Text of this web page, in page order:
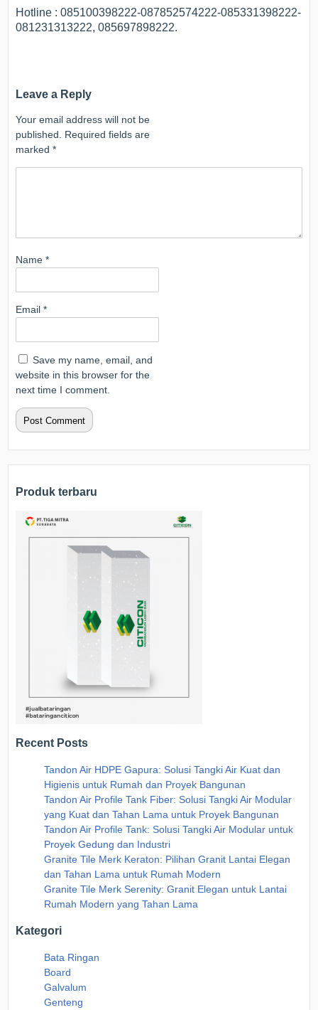
Hotline : 085100398222-087852574222-085331398222-
081231313222, 085697898222.
Leave a Reply
Your email address will not be
published. Required fields are
marked*
Name*
Email*
Save my name, email, and
website in this browser for the
next time I comment.
Produk terbaru
Recent Posts
Tandon Air HDPE Gapura: Solusi Tangki Air Kuat dan
Higienis untuk Rumah dan Proyek Bangunan
Tandon Air Profile Tank Fiber: Solusi Tangki Air Modular
yang Kuat dan Tahan Lama untuk Proyek Bangunan
Tandon Air Profile Tank: Solusi Tangki Air Modular untuk
Proyek Gedung dan Industri
Granite Tile Merk Keraton: Pilihan Granit Lantai Elegan
dan Tahan Lama untuk Rumah Modern
Granite Tile Merk Serenity: Granit Elegan untuk Lantai
Rumah Modern yang Tahan Lama
Kategori
Bata Ringan
Board
Galvalum
Genteng